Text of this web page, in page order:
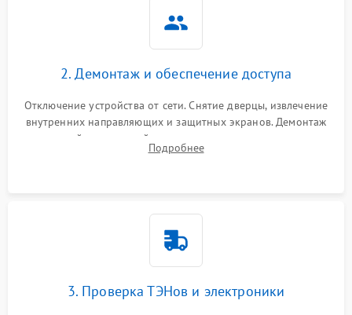
2. Демонтаж и обеспечение доступа
Отключение устройства от сети. Снятие дверцы, извлечение
внутренних направляющих и защитных экранов. Демонтаж
задней или верхней панели для прямого доступа к
нагревательным элементам, плате и вентиляторам.
Подробнее
3. Проверка ТЭНов и электроники